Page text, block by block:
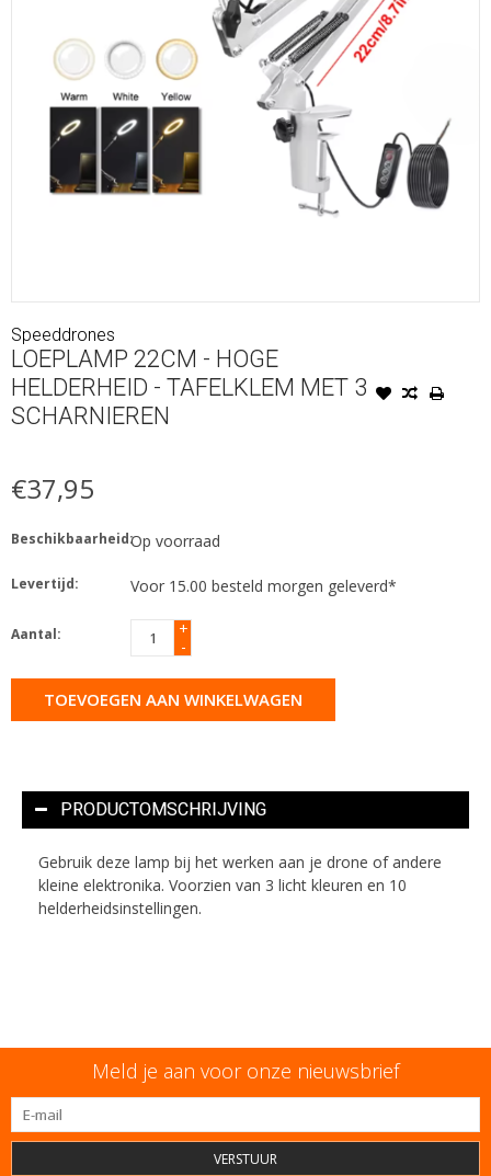
Speeddrones
LOEPLAMP 22CM - HOGE
HELDERHEID - TAFELKLEM MET 3
SCHARNIEREN
€37,95
Beschikbaarheid:Op voorraad
Levertijd: Voor 15.00 besteld morgen geleverd*
Aantal:
+
-
TOEVOEGEN AAN WINKELWAGEN
PRODUCTOMSCHRIJVING
Gebruik deze lamp bij het werken aan je drone of andere
kleine elektronika. Voorzien van 3 licht kleuren en 10
helderheidsinstellingen.
Meld je aan voor onze nieuwsbrief
VERSTUUR